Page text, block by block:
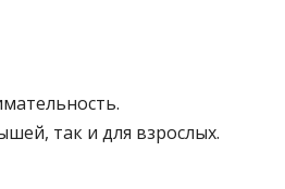
так и для взрослых.